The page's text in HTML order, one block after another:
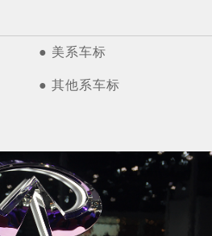
● 美系车标
● 其他系车标